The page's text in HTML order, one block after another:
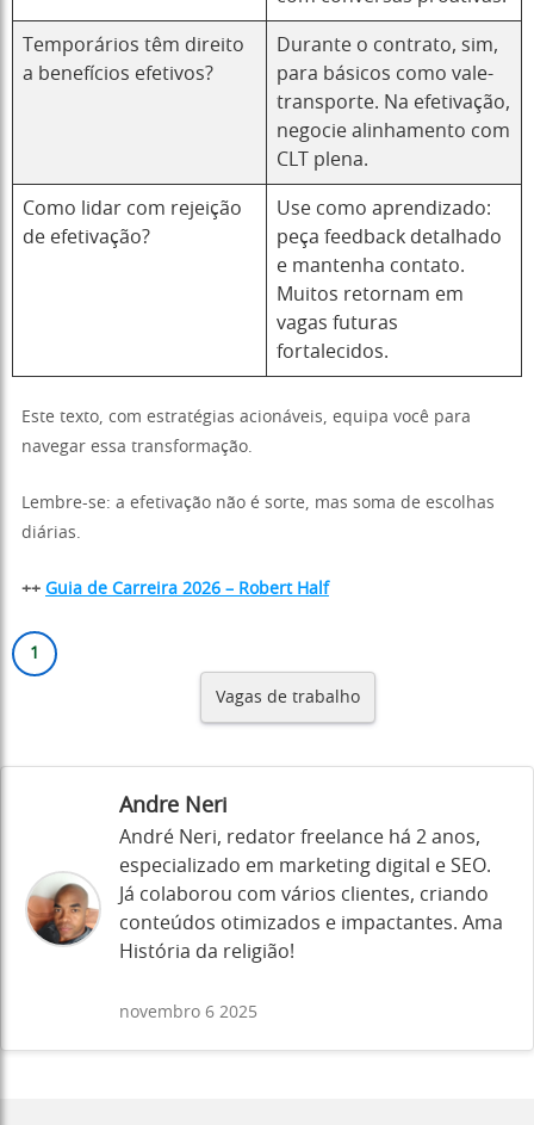
Temporários têm direito
a benefícios efetivos?
Durante o contrato, sim,
para básicos como vale-
transporte. Na efetivação,
negocie alinhamento com
CLT plena.
Como lidar com rejeição
de efetivação?
Use como aprendizado:
peça feedback detalhado
e mantenha contato.
Muitos retornam em
vagas futuras
fortalecidos.
Este texto, com estratégias acionáveis, equipa você para
navegar essa transformação.
Lembre-se: a efetivação não é sorte, mas soma de escolhas
diárias.
++ Guia de Carreira 2026 – Robert Half
Vagas de trabalho
Andre Neri
André Neri, redator freelance há 2 anos,
especializado em marketing digital e SEO.
Já colaborou com vários clientes, criando
conteúdos otimizados e impactantes. Ama
História da religião!
novembro 6 2025